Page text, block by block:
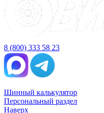
8 (800) 333 58 23
Шинный калькулятор
Персональный раздел
Наверх